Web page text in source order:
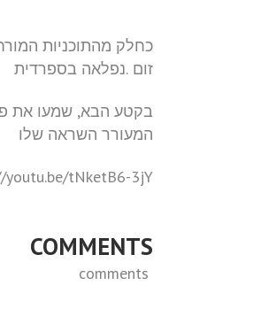
כחלק מהתוכניות
זום .נפלאה בספרדית
בקטע הבא, שמעו את
המעורר השראה שלו
youtu.be/tNketB6-3jY
COMMENTS